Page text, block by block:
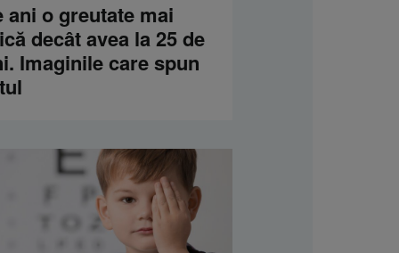
ani o greutate mai
decât avea la 25 de
Imaginile care spun